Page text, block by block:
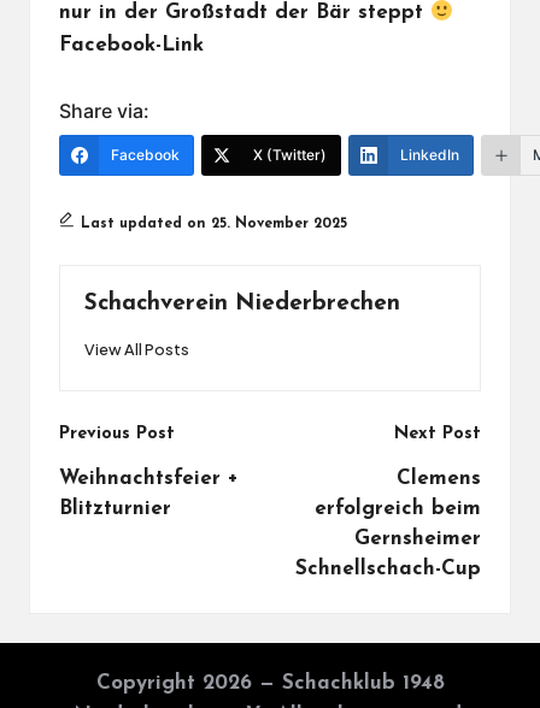
nur in der Großstadt der Bär steppt
Facebook-Link
Share via:
Facebook X (Twitter) LinkedIn
Last updated on 25. November 2025
Schachverein Niederbrechen
View All Posts
Post
navigation
Previous Post
Weihnachtsfeier +
Blitzturnier
Next Post
Clemens
erfolgreich beim
Gernsheimer
Schnellschach-Cup
Copyright 2026 — Schachklub 1948